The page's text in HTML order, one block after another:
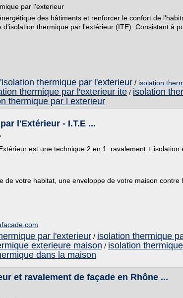
par l'exterieur
des bâtiments et renforcer le confort de
d'isolation thermique par l'extérieur (ITE). Consistant à
thermique par l'exterieur / isolation
thermique par l'exterieur ite / isolation
thermique par l exterieur
l'Extérieur - I.T.E ...
est une technique 2 en 1 :ravalement + isolation
de votre habitat, une enveloppe de votre maison contre
par l'exterieur / isolation thermique
exterieure maison / isolation thermique
dans la maison
et ravalement de façade en Rhône ...